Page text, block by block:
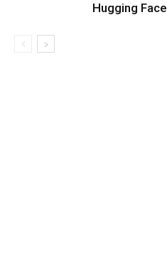
Hugging Face